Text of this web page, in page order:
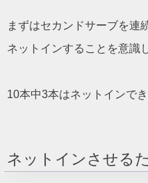
まずはセカンドサーブを連
ネットインすることを意識
10本中3本はネットインで
ネットインさせる